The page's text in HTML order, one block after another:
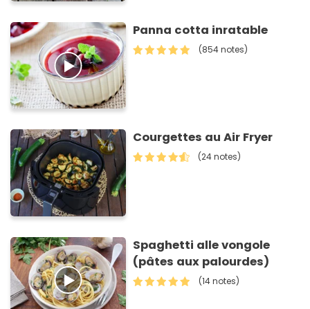
Panna cotta inratable
(854 notes)
Courgettes au Air Fryer
(24 notes)
Spaghetti alle vongole
(pâtes aux palourdes)
(14 notes)